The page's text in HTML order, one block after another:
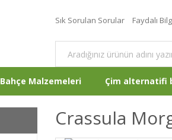
Sık Sorulan Sorular Faydalı
Bahçe Malzemeleri Çim alternatifi
Crassula